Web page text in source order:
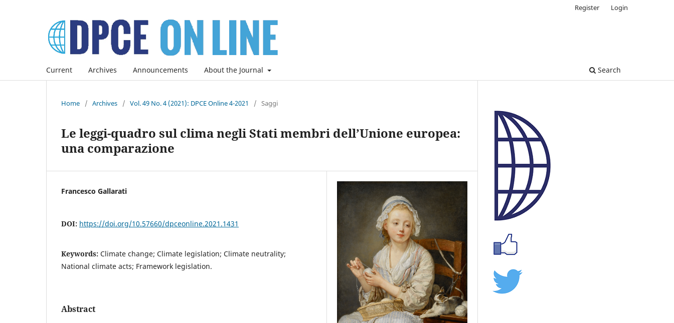
Current Archives Announcements About the Journal Search
Register Login
Home / Archives / Vol. 49 No. 4 (2021): DPCE Online 4-2021 / Saggi
Le leggi-quadro sul clima negli Stati membri dell’Unione europea:
una comparazione
Francesco Gallarati
DOI: https://doi.org/10.57660/dpceonline.2021.1431
Keywords: Climate change; Climate legislation; Climate neutrality;
National climate acts; Framework legislation.
Abstract